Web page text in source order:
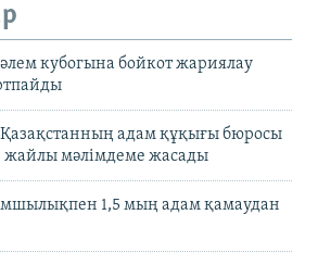
кубогына бойкот жариялау
Қазақстанның адам құқығы бюросы
мәлімдеме жасады
1,5 мың адам қамаудан